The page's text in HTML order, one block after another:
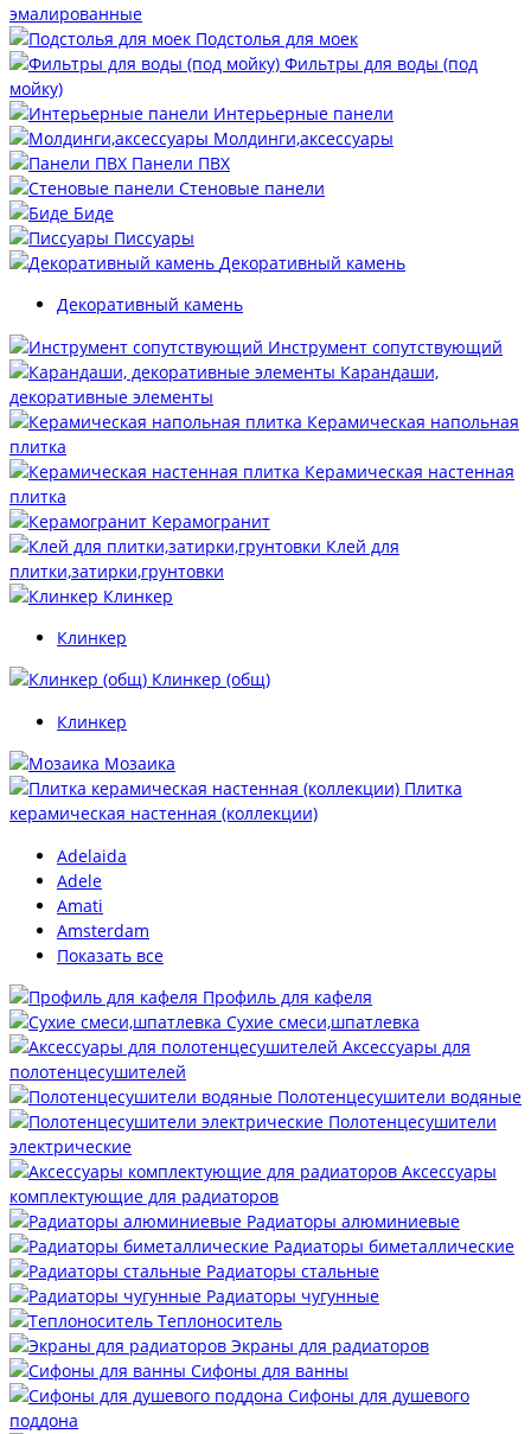
эмалированные
Подстолья для моек
Фильтры для воды (под
мойку)
Интерьерные панели
Молдинги,аксессуары
Панели ПВХ
Стеновые панели
Биде
Писсуары
Декоративный камень
Декоративный камень
Инструмент сопутствующий
Карандаши,
декоративные элементы
Керамическая напольная
плитка
Керамическая настенная
плитка
Керамогранит
Клей для
плитки,затирки,грунтовки
Клинкер
Клинкер
Клинкер (общ)
Клинкер
Мозаика
Плитка
керамическая настенная (коллекции)
Adelaida
Adele
Amati
Amsterdam
Показать все
Профиль для кафеля
Сухие смеси,шпатлевка
Аксессуары для
полотенцесушителей
Полотенцесушители водяные
Полотенцесушители
электрические
Аксессуары
комплектующие для радиаторов
Радиаторы алюминиевые
Радиаторы биметаллические
Радиаторы стальные
Радиаторы чугунные
Теплоноситель
Экраны для радиаторов
Сифоны для ванны
Сифоны для душевого
поддона